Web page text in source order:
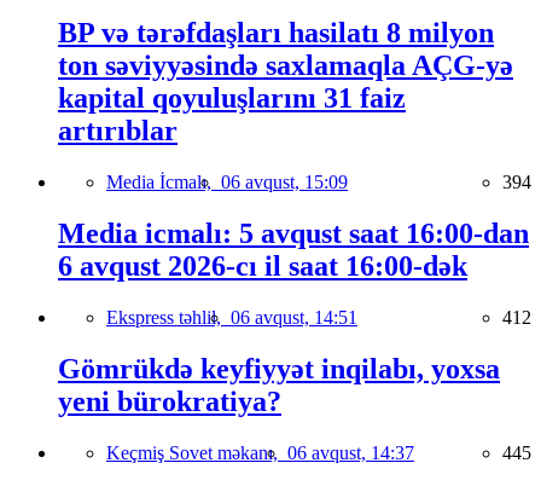
BP və tərəfdaşları hasilatı 8 milyon
ton səviyyəsində saxlamaqla AÇG-yə
kapital qoyuluşlarını 31 faiz
artırıblar
Media İcmalı, 06 avqust, 15:09 394
Media icmalı: 5 avqust saat 16:00-dan
6 avqust 2026-cı il saat 16:00-dək
Ekspress təhlil, 06 avqust, 14:51 412
Gömrükdə keyfiyyət inqilabı, yoxsa
yeni bürokratiya?
Keçmiş Sovet məkanı, 06 avqust, 14:37 445